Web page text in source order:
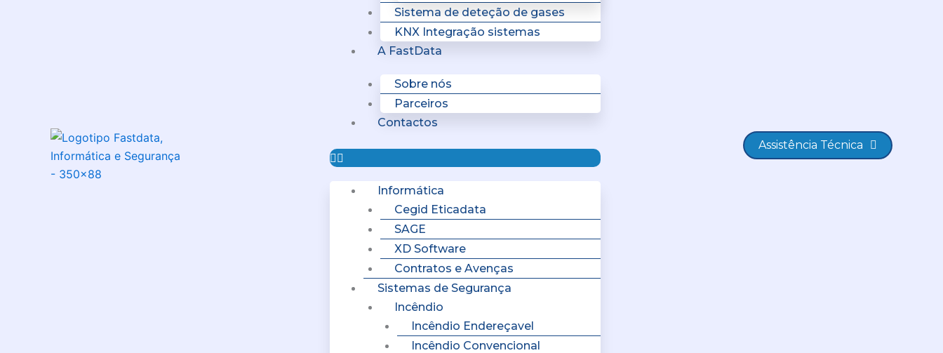
Sistema de deteção de gases
KNX Integração sistemas
A FastData
Sobre nós
Parceiros
Contactos
Informática
Cegid Eticadata
SAGE
XD Software
Contratos e Avenças
Sistemas de Segurança
Incêndio
Incêndio Endereçavel
Incêndio Convencional
Assistência Técnica